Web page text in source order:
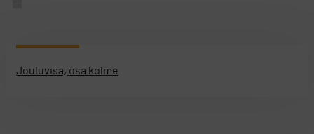
Jouluvisa, osa kolme